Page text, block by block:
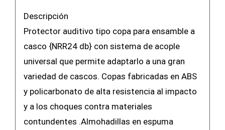
Descripción
Protector auditivo tipo copa para ensamble a
casco {NRR24 db} con sistema de acople
universal que permite adaptarlo a una gran
variedad de cascos. Copas fabricadas en ABS
y policarbonato de alta resistencia al impacto
y a los choques contra materiales
contundentes .Almohadillas en espuma